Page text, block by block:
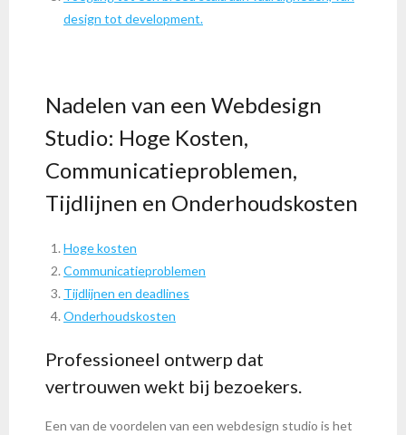
design tot development.
Nadelen van een Webdesign
Studio: Hoge Kosten,
Communicatieproblemen,
Tijdlijnen en Onderhoudskosten
Hoge kosten
Communicatieproblemen
Tijdlijnen en deadlines
Onderhoudskosten
Professioneel ontwerp dat
vertrouwen wekt bij bezoekers.
Een van de voordelen van een webdesign studio is het